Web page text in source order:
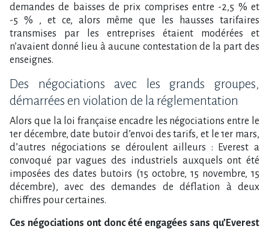
demandes de baisses de prix comprises entre -2,5 % et
-5 % , et ce, alors même que les hausses tarifaires
transmises par les entreprises étaient modérées et
n’avaient donné lieu à aucune contestation de la part des
enseignes.
Des négociations avec les grands groupes,
démarrées en violation de la réglementation
Alors que la loi française encadre les négociations entre le
1er décembre, date butoir d’envoi des tarifs, et le 1er mars,
d’autres négociations se déroulent ailleurs : Everest a
convoqué par vagues des industriels auxquels ont été
imposées des dates butoirs (15 octobre, 15 novembre, 15
décembre), avec des demandes de déflation à deux
chiffres pour certaines.
Ces négociations ont donc été engagées sans qu’Everest